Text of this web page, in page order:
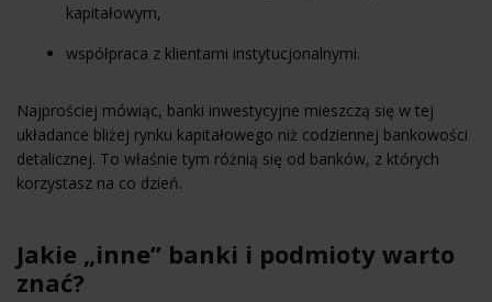
kapitałowym,
współpraca z klientami instytucjonalnymi.
Najprościej mówiąc, banki inwestycyjne mieszczą się w tej
układance bliżej rynku kapitałowego niż codziennej bankowości
detalicznej. To właśnie tym różnią się od banków, z których
korzystasz na co dzień.
Jakie „inne” banki i podmioty warto
znać?